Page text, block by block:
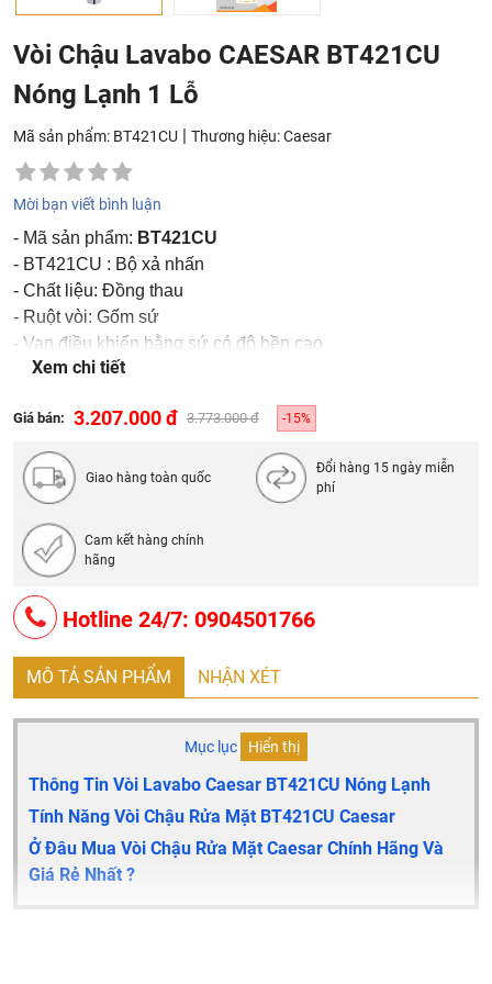
Vòi Chậu Lavabo CAESAR BT421CU
Nóng Lạnh 1 Lỗ
Mã sản phẩm: BT421CU | Thương hiệu:Caesar
Mời bạn viết bình luận
- Mã sản phẩm: BT421CU
- BT421CU : Bộ xả nhấn
- Chất liệu: Đồng thau
- Ruột vòi: Gốm sứ
- Van điều khiển bằng sứ có độ bền cao
- Chất liệu mạ: Crom, niken
Xem chi tiết
Giá bán: 3.207.000 đ 3.773.000 đ -15%
Giao hàng toàn quốc
Đổi hàng 15 ngày miễn
phí
Cam kết hàng chính
hãng
Hotline 24/7: 0904501766
MÔ TẢ SẢN PHẨM NHẬN XÉT
Mục lục Hiển thị
Thông Tin Vòi Lavabo Caesar BT421CU Nóng Lạnh
Tính Năng Vòi Chậu Rửa Mặt BT421CU Caesar
Ở Đâu Mua Vòi Chậu Rửa Mặt Caesar Chính Hãng Và
Giá Rẻ Nhất ?